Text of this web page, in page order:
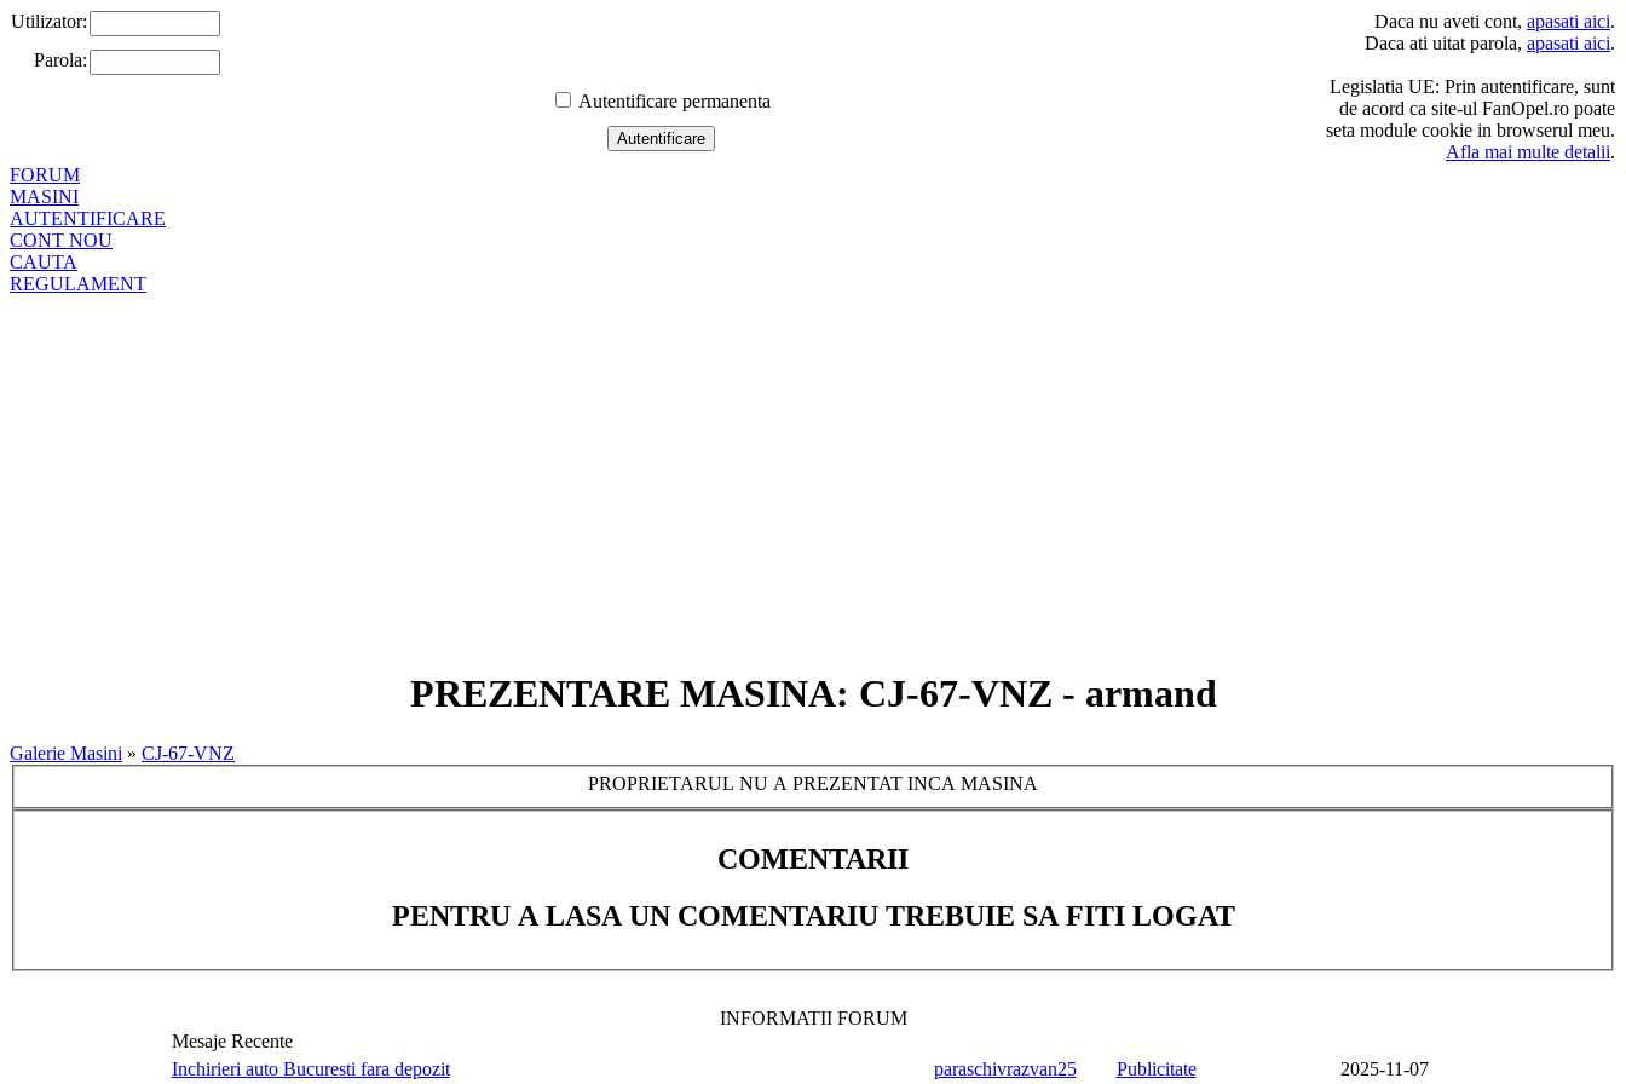
Utilizator: Daca nu aveti cont, apasati aici.
Daca ati uitat parola, apasati aici.
Legislatia UE: Prin autentificare, sunt
de acord ca site-ul FanOpel.ro poate
seta module cookie in browserul meu.
Afla mai multe detalii.
Parola:
Autentificare permanenta
FORUM
MASINI
AUTENTIFICARE
CONT NOU
CAUTA
REGULAMENT
PREZENTARE MASINA: CJ-67-VNZ - armand
Galerie Masini » CJ-67-VNZ
PROPRIETARUL NU A PREZENTAT INCA MASINA
COMENTARII
PENTRU A LASA UN COMENTARIU TREBUIE SA FITI LOGAT
INFORMATII FORUM
Mesaje Recente
Inchirieri auto Bucuresti fara depozit
paraschivrazvan25 Publicitate 2025-11-07